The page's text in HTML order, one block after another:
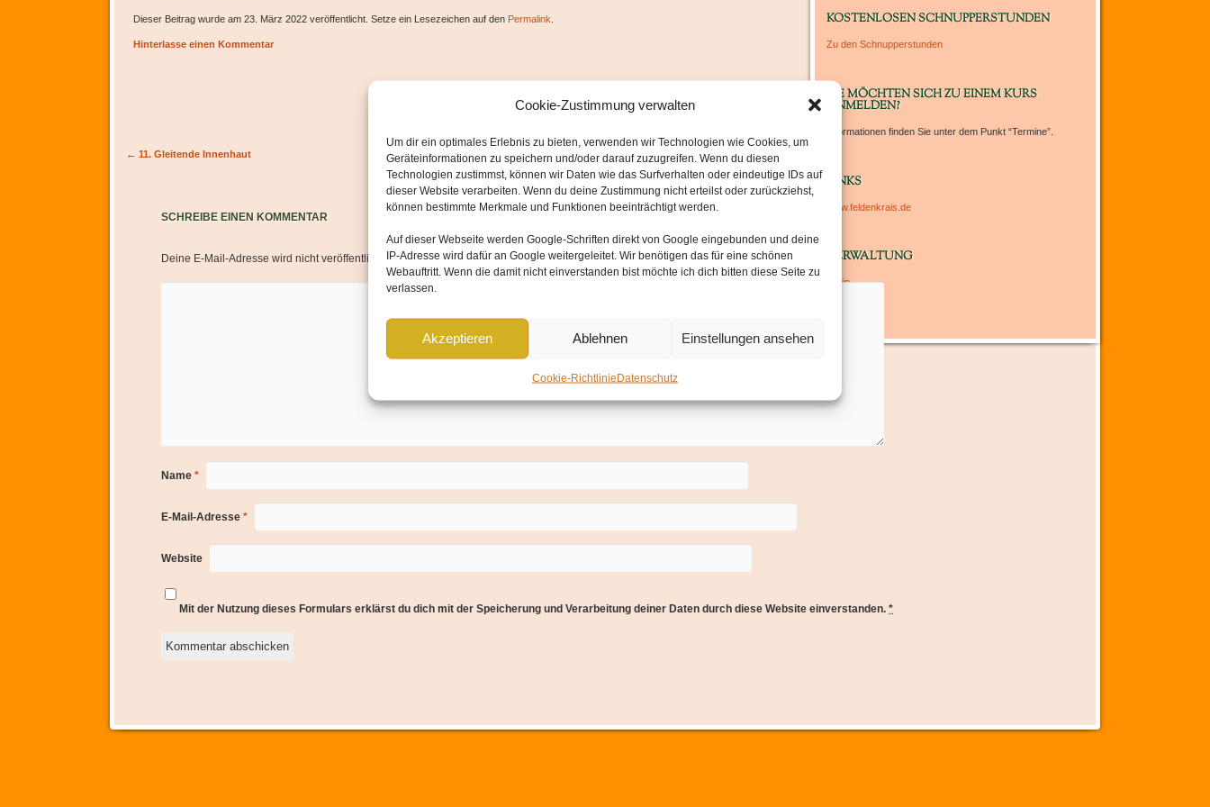
Cookie-Zustimmung verwalten
Um dir ein optimales Erlebnis zu bieten, verwenden wir Technologien wie Cookies, um
Geräteinformationen zu speichern und/oder darauf zuzugreifen. Wenn du diesen
Technologien zustimmst, können wir Daten wie das Surfverhalten oder eindeutige IDs auf
dieser Website verarbeiten. Wenn du deine Zustimmung nicht erteilst oder zurückziehst,
können bestimmte Merkmale und Funktionen beeinträchtigt werden.
Auf dieser Webseite werden Google-Schriften direkt von Google eingebunden und deine
IP-Adresse wird dafür an Google weitergeleitet. Wir benötigen das für eine schönen
Webauftritt. Wenn die damit nicht einverstanden bist möchte ich dich bitten diese Seite zu
verlassen.
Akzeptieren Ablehnen Einstellungen ansehen
Cookie-RichtlinieDatenschutz
Dieser Beitrag wurde am 23. März 2022 veröffentlicht. Setze ein Lesezeichen auf den Permalink
Hinterlasse einen Kommentar
Artikel-Navigation
← 11. Gleitende Innenhaut
SCHREIBE EINEN KOMMENTAR
Deine E-Mail-Adresse wird nicht veröffentlicht. Erforderliche Felder sind mit*markiert
Name *
E-Mail-Adresse *
Website
Mit der Nutzung dieses Formulars erklärst du dich mit der Speicherung und Verarbeitung deiner Daten durch diese Website einverstanden. *
KOSTENLOSEN SCHNUPPERSTUNDEN
Zu den Schnupperstunden
SIE MÖCHTEN SICH ZU EINEM KURS
ANMELDEN?
Informationen finden Sie unter dem Punkt “Termine”.
LINKS
www.feldenkrais.de
VERWALTUNG
Login